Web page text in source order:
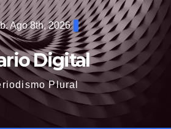
Ago 8th, 2026
Digital
Plural